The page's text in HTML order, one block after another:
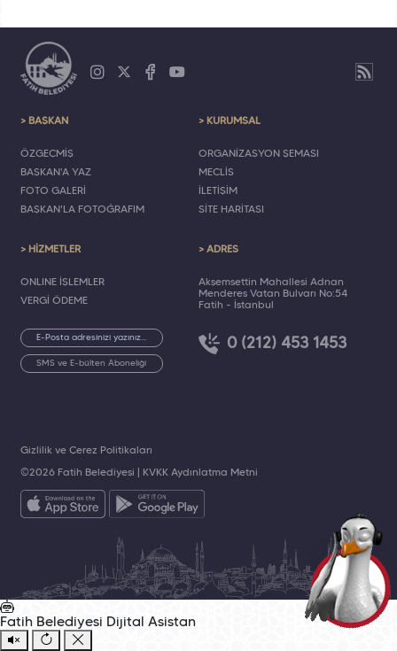
> BAŞKAN
ÖZGEÇMİŞ
BAŞKAN'A YAZ
FOTO GALERİ
BAŞKAN'LA FOTOĞRAFIM
> KURUMSAL
ORGANİZASYON ŞEMASI
MECLİS
İLETİŞİM
SİTE HARİTASI
> HİZMETLER
ONLINE İŞLEMLER
VERGİ ÖDEME
SMS ve E-bülten Aboneliği
> ADRES
Akşemsettin Mahallesi Adnan
Menderes Vatan Bulvarı No:54
Fatih - İstanbul
0 (212) 453 1453
©2026 Fatih Belediyesi | KVKK Aydınlatma Metni
Gizlilik ve Çerez Politikaları
Fatih Belediyesi Dijital Asistan